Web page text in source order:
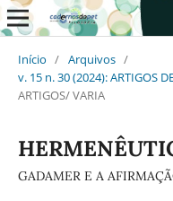
Início / Arquivos /
v. 15 n. 30 (2024): ARTIGOS
ARTIGOS/ VARIA
GADAMER E A